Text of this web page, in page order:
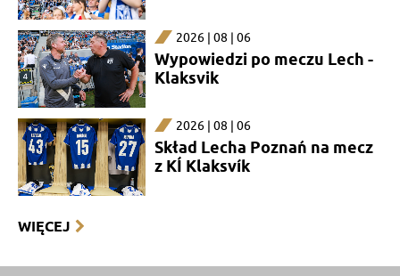
2026 | 08 | 06
Wypowiedzi po meczu Lech -
Klaksvik
2026 | 08 | 06
Skład Lecha Poznań na mecz
z KÍ Klaksvík
WIĘCEJ